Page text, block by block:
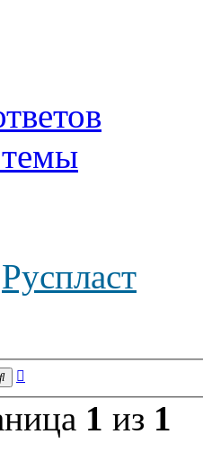
Руспласт
Поиск
1 из 1